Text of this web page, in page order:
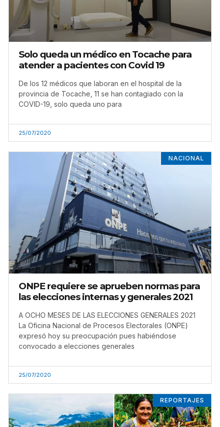
Solo queda un médico en Tocache para
atender a pacientes con Covid 19
De los 12 médicos que laboran en el hospital de la
provincia de Tocache, 11 se han contagiado con la
COVID-19, solo queda uno para
25/07/2020
NACIONAL
ONPE requiere se aprueben normas para
las elecciones internas y generales 2021
A OCHO MESES DE LAS ELECCIONES GENERALES 2021
La Oficina Nacional de Procesos Electorales (ONPE)
expresó hoy su preocupación pues habiéndose
convocado a elecciones generales
25/07/2020
REPORTAJES